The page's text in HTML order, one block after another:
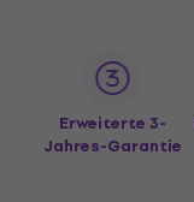
Erweiterte 3-
Jahres-Garantie